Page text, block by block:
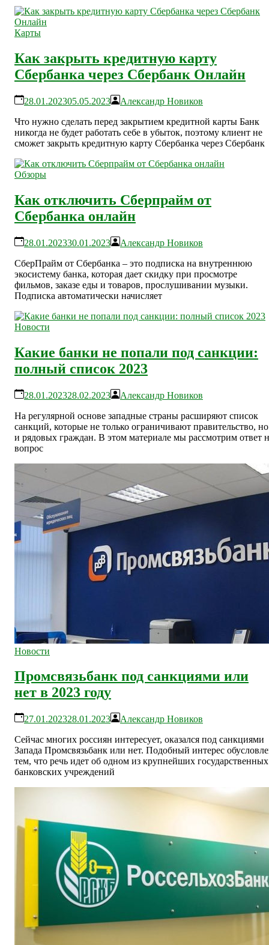
Карты
Как закрыть кредитную карту
Сбербанка через Сбербанк Онлайн
28.01.202305.05.2023
Александр Новиков
Что нужно сделать перед закрытием кредитной карты Банк
никогда не будет работать себе в убыток, поэтому клиент не
сможет закрыть кредитную карту Сбербанка через Сбербанк
Обзоры
Как отключить Сберпрайм от
Сбербанка онлайн
28.01.202330.01.2023
Александр Новиков
СберПрайм от Сбербанка – это подписка на внутреннюю
экосистему банка, которая дает скидку при просмотре
фильмов, заказе еды и товаров, прослушивании музыки.
Подписка автоматически начисляет
Новости
Какие банки не попали под санкции:
полный список 2023
28.01.202328.02.2023
Александр Новиков
На регулярной основе западные страны расширяют список
санкций, которые не только ограничивают правительство, но
и рядовых граждан. В этом материале мы рассмотрим ответ
вопрос
Новости
Промсвязьбанк под санкциями или
нет в 2023 году
27.01.202328.01.2023
Александр Новиков
Сейчас многих россиян интересует, оказался под санкциями
Запада Промсвязьбанк или нет. Подобный интерес
тем, что речь идет об одном из крупнейших государственных
банковских учреждений